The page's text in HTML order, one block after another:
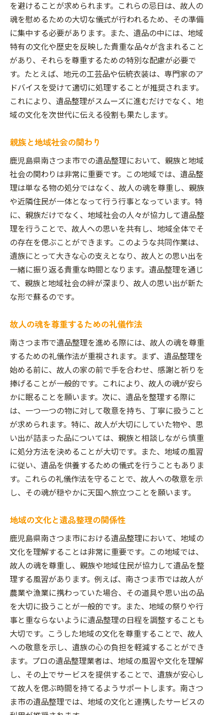
民の協力の重要性
親族間の連携を強化する方法
近隣住民との協力体制
コミュニティ全体での遺品整理
協力を得るための手続き
地域社会での遺品整理の意義
協力することで得られるメリット
南さつま市での遺品整理地域に根ざしたプロの
地域特有のサービスの紹介
地元業者の選び方と見極め方
プロフェッショナルによる安心の提供
地域ならではのサポート内容
遺品整理業者の具体的な役割
地域に根ざしたサービスの重要性
地域特有の風習を踏まえた南さつま市の遺品整
理
風習に配慮した遺品整理の手順
地域特有の習慣とその背景
遺品整理における具体的な注意点
地域の文化を理解するための方法
遺品整理における地域の習慣
故人の魂を尊重する南さつま市の遺品整理の手
順
魂を敬うための準備
礼儀作法に則った手順
宗教的儀式の重要性
遺族の心を癒すための工夫
手順を守ることで得られる安らぎ
プロが推奨する手順とその理由
南さつま市での遺品整理おすすめのサービスと
信頼できる業者の見つけ方
おすすめの遺品整理サービスの特徴
サービス利用の際の注意点
評判の良い業者の選び方
南さつま市での人気サービス
選び方のポイントとアドバイス
を避けることが求められます。これらの忌日は、故人の
魂を慰めるための大切な儀式が行われるため、その準備
に集中する必要があります。また、遺品の中には、地域
特有の文化や歴史を反映した貴重な品々が含まれること
があり、それらを尊重するための特別な配慮が必要で
す。たとえば、地元の工芸品や伝統衣装は、専門家のア
ドバイスを受けて適切に処理することが推奨されます。
これにより、遺品整理がスムーズに進むだけでなく、地
域の文化を次世代に伝える役割も果たします。
親族と地域社会の関わり
鹿児島県南さつま市での遺品整理において、親族と地域
社会の関わりは非常に重要です。この地域では、遺品整
理は単なる物の処分ではなく、故人の魂を尊重し、親族
や近隣住民が一体となって行う行事となっています。特
に、親族だけでなく、地域社会の人々が協力して遺品整
理を行うことで、故人への思いを共有し、地域全体でそ
の存在を偲ぶことができます。このような共同作業は、
遺族にとって大きな心の支えとなり、故人との思い出を
一緒に振り返る貴重な時間となります。遺品整理を通じ
て、親族と地域社会の絆が深まり、故人の思い出が新た
な形で蘇るのです。
故人の魂を尊重するための礼儀作法
南さつま市で遺品整理を進める際には、故人の魂を尊重
するための礼儀作法が重視されます。まず、遺品整理を
始める前に、故人の家の前で手を合わせ、感謝と祈りを
捧げることが一般的です。これにより、故人の魂が安ら
かに眠ることを願います。次に、遺品を整理する際に
は、一つ一つの物に対して敬意を持ち、丁寧に扱うこと
が求められます。特に、故人が大切にしていた物や、思
い出が詰まった品については、親族と相談しながら慎重
に処分方法を決めることが大切です。また、地域の風習
に従い、遺品を供養するための儀式を行うこともありま
す。これらの礼儀作法を守ることで、故人への敬意を示
し、その魂が穏やかに天国へ旅立つことを願います。
地域の文化と遺品整理の関係性
鹿児島県南さつま市における遺品整理において、地域の
文化を理解することは非常に重要です。この地域では、
故人の魂を尊重し、親族や地域住民が協力して遺品を整
理する風習があります。例えば、南さつま市では故人が
農業や漁業に携わっていた場合、その道具や思い出の品
を大切に扱うことが一般的です。また、地域の祭りや行
事と重ならないように遺品整理の日程を調整することも
大切です。こうした地域の文化を尊重することで、故人
への敬意を示し、遺族の心の負担を軽減することができ
ます。プロの遺品整理業者は、地域の風習や文化を理解
し、その上でサービスを提供することで、遺族が安心し
て故人を偲ぶ時間を持てるようサポートします。南さつ
ま市の遺品整理では、地域の文化と連携したサービスの